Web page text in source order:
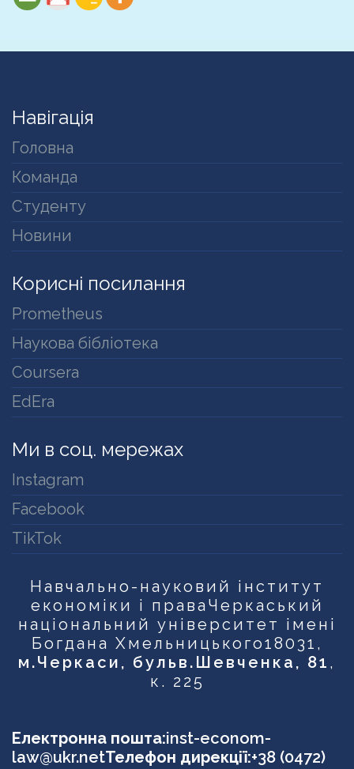
Навігація
Головна
Команда
Студенту
Новини
Корисні посилання
Prometheus
Наукова бібліотека
Coursera
EdEra
Ми в соц. мережах
Instagram
Facebook
TikTok
Навчально-науковий інститут
економіки і права Черкаський
національний університет імені
Богдана Хмельницького18031,
м.Черкаси, бульв.Шевченка, 81 ,
к. 225
Електронна пошта:inst-econom-
law@ukr.netТелефон дирекції:+38 (0472)